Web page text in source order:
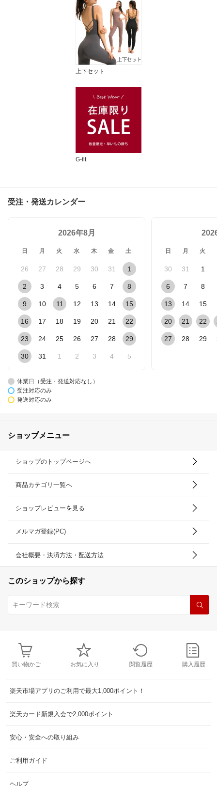
上下セット
G-fit
受注・発送カレンダー
2026年8月
日 月 火 水 木 金 土
26 27 28 29 30 31 1
2 3 4 5 6 7 8
9 10 11 12 13 14 15
16 17 18 19 20 21 22
23 24 25 26 27 28 29
30 31 1 2 3 4 5
日 月 火
30 31 1
6 7 8
13 14 15
20 21 22
27 28 29
休業日（受注・発送対応なし）
受注対応のみ
発送対応のみ
ショップメニュー
ショップのトップページへ
商品カテゴリ一覧へ
ショップレビューを見る
メルマガ登録(PC)
会社概要・決済方法・配送方法
このショップから探す
買い物かご お気に入り 閲覧履歴 購入履歴
楽天市場アプリのご利用で最大1,000ポイント！
楽天カード新規入会で2,000ポイント
安心・安全への取り組み
ご利用ガイド
ヘルプ